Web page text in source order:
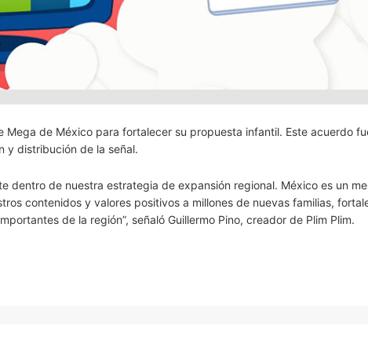
Mega de México para fortalecer su propuesta infantil. Este acuerdo
y distribución de la señal.
dentro de nuestra estrategia de expansión regional. México es un
contenidos y valores positivos a millones de nuevas familias,
de la región”, señaló Guillermo Pino, creador de Plim Plim.